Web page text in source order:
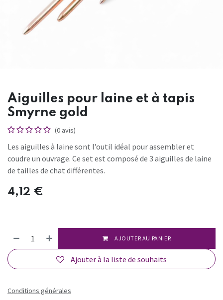
Aiguilles pour laine et à tapis
Smyrne gold
(0 avis)
Les aiguilles à laine sont l’outil idéal pour assembler et
coudre un ouvrage. Ce set est composé de 3 aiguilles de laine
de tailles de chat différentes.
4,12 €
AJOUTER AU PANIER
Ajouter à la liste de souhaits
Conditions générales